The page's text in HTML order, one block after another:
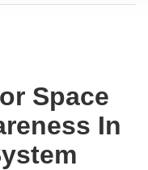
Space
In